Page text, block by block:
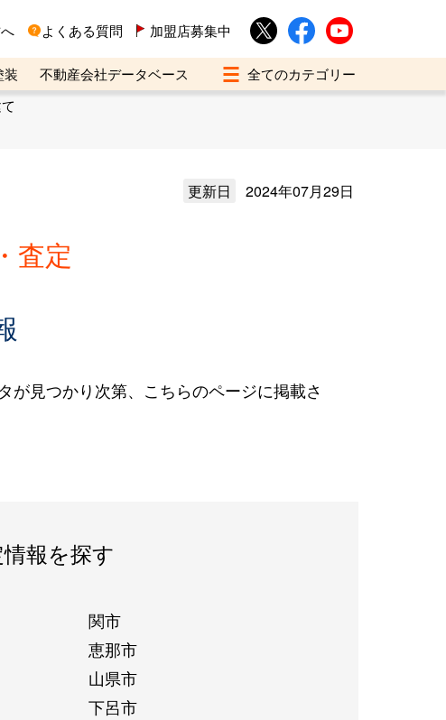
よくある質問 加盟店募集中
装
不動産会社データベース
更新日 2024年07月29日
査定
が見つかり次第、こちらのページに掲載さ
報を探す
関市
恵那市
山県市
下呂市